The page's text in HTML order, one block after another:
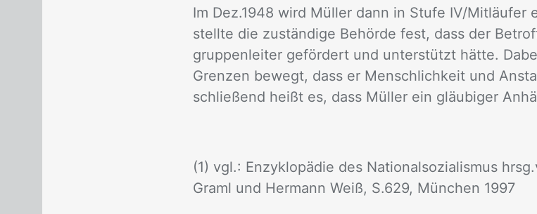
Im Dez.1948 wird Mül­ler dann in Stu­fe IV/​Mit­läu­fer
stell­te die zu­stän­di­ge Be­hör­de fest, dass der
grup­pen­lei­ter ge­för­dert und un­ter­stützt hät­te.
Gren­zen be­wegt, dass er Mensch­lich­keit und
schlie­ßend heißt es, dass Mül­ler ein gläu­bi­ger
(1) vgl.: En­zy­klo­pä­die des Na­tio­nal­so­zia­lis­mus
Graml und Her­mann Weiß, S.629, Mün­chen 1997